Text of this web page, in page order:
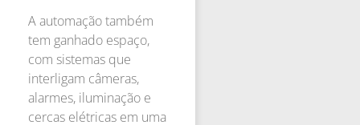
A automação também
tem ganhado espaço,
com sistemas que
interligam câmeras,
alarmes, iluminação e
cercas elétricas em uma